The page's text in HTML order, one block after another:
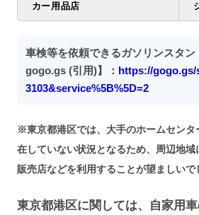
カー用品店
車検等を依頼できるガソリンスタン
gogo.gs (引用)】： https://gogo.gs/
3103&service%5B%5D=2
※東京都港区では、大手のホームセンタ
在していない状況となるため、周辺地
販売店などを利用することが望ましいで
東京都港区に関しては、自家用